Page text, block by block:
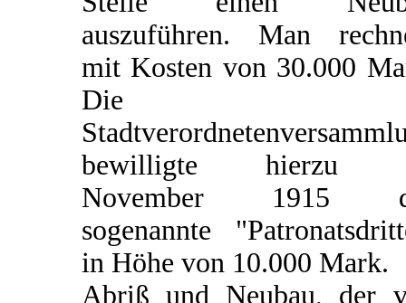
auszuführen. Man
mit Kosten von 30.000
Die
bewilligte hierzu
November 1915
sogenannte
in Höhe von 10.000 Mark.
Abriß und Neubau, der